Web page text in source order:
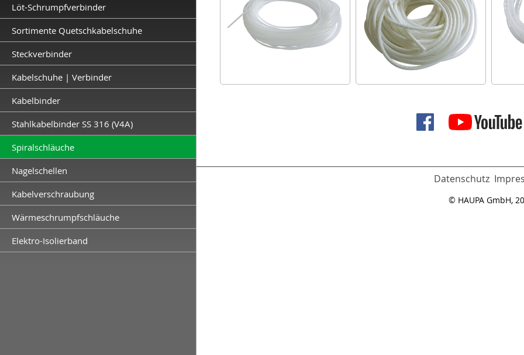
Löt-Schrumpfverbinder
Sortimente Quetschkabelschuhe
Steckverbinder
Kabelschuhe | Verbinder
Kabelbinder
Stahlkabelbinder SS 316 (V4A)
Spiralschläuche
Nagelschellen
Kabelverschraubung
Wärmeschrumpfschläuche
Elektro-Isolierband
Datenschutz
© HAUPA GmbH,